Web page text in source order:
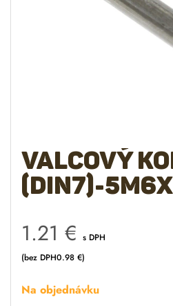
Valcový
(DIN7)-
1.21 € s DPH
(bez DPH0.98 €)
Na objednávku